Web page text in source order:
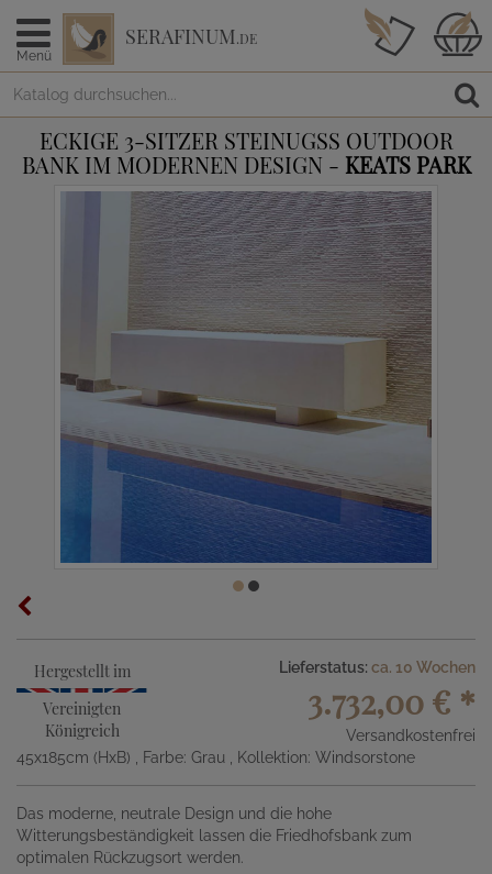
Menü
SERAFINUM.DE
ECKIGE 3-SITZER STEINUGSS OUTDOOR
BANK IM MODERNEN DESIGN - KEATS PARK
Hergestellt im
Vereinigten
Königreich
Lieferstatus: ca. 10 Wochen
3.732,00 € *
Versandkostenfrei
45x185cm (HxB)
, Farbe: Grau , Kollektion: Windsorstone
Das moderne, neutrale Design und die hohe
Witterungsbeständigkeit lassen die Friedhofsbank zum
optimalen Rückzugsort werden.